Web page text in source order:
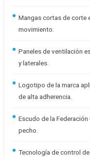
Mangas cortas de corte
movimiento.
Paneles de ventilación
y laterales.
Logotipo de la marca
de alta adherencia.
Escudo de la
pecho.
Tecnología de control